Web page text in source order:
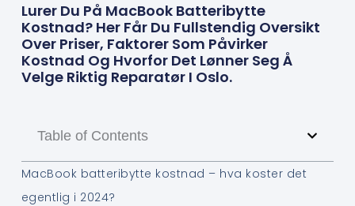
Lurer Du På MacBook Batteribytte
Kostnad? Her Får Du Fullstendig Oversikt
Over Priser, Faktorer Som Påvirker
Kostnad Og Hvorfor Det Lønner Seg Å
Velge Riktig Reparatør I Oslo.
Table of Contents
MacBook batteribytte kostnad – hva koster det
egentlig i 2024?